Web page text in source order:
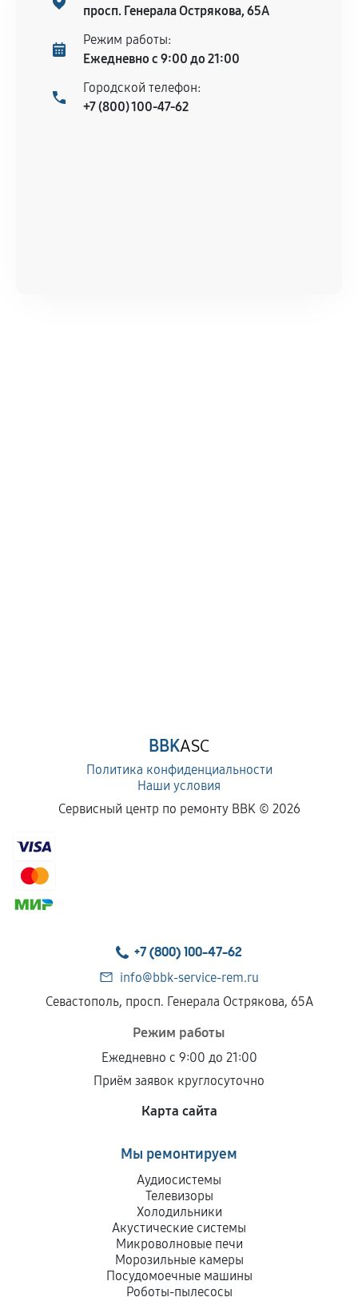
просп. Генерала Острякова, 65А
Режим работы:
Ежедневно с 9:00 до 21:00
Городской телефон:
+7 (800) 100-47-62
BBKASC
Политика конфиденциальности
Наши условия
Сервисный центр по ремонту BBK © 2026
+7 (800) 100-47-62
info@bbk-service-rem.ru
Севастополь, просп. Генерала Острякова, 65А
Режим работы
Ежедневно с 9:00 до 21:00
Приём заявок круглосуточно
Карта сайта
Мы ремонтируем
Аудиосистемы
Телевизоры
Холодильники
Акустические системы
Микроволновые печи
Морозильные камеры
Посудомоечные машины
Роботы-пылесосы